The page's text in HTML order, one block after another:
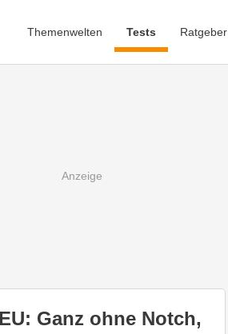
Themenwelten Tests Ratgeber
Ganz ohne Notch,